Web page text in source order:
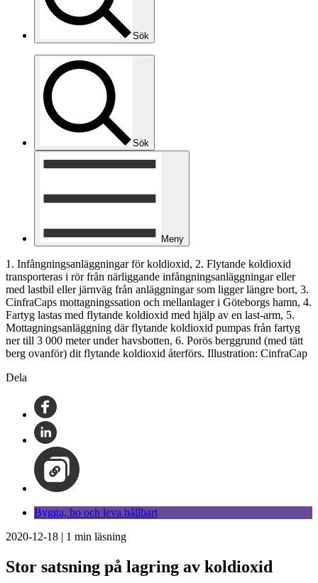
Sök
Sök
Meny
1. Infångningsanläggningar för koldioxid, 2. Flytande koldioxid
transporteras i rör från närliggande infångningsanläggningar eller
med lastbil eller järnväg från anläggningar som ligger längre bort, 3.
CinfraCaps mottagningssation och mellanlager i Göteborgs hamn, 4.
Fartyg lastas med flytande koldioxid med hjälp av en last-arm, 5.
Mottagningsanläggning där flytande koldioxid pumpas från fartyg
ner till 3 000 meter under havsbotten, 6. Porös berggrund (med tätt
berg ovanför) dit flytande koldioxid återförs. Illustration: CinfraCap
Dela
Bygga, bo och leva hållbart
2020-12-18 | 1 min läsning
Stor satsning på lagring av koldioxid